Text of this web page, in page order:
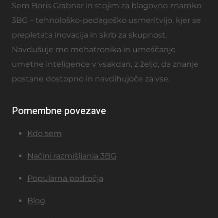
Sem Boris Grabnar in stojim za blagovno znamko
3BG – tehnološko-pedagoško usmeritvijo, kjer se
prepletata inovacija in skrb za skupnost.
Navdušuje me mehatronika in umeščanje
umetne inteligence v vsakdan, z željo, da znanje
postane dostopno in navdihujoče za vse.
Pomembne povezave
Kdo sem
Načini razmišljanja 3BG
Popularna področja
Blog